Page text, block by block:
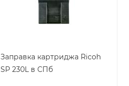
Заправка картриджа Ricoh
SP 230L в СПб